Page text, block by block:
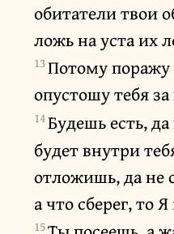
обитатели твои
ложь на уста их
13Потому поражу
опустошу тебя за
14Будешь есть,
будет внутри
отложишь, да не
а что сберег, то
15